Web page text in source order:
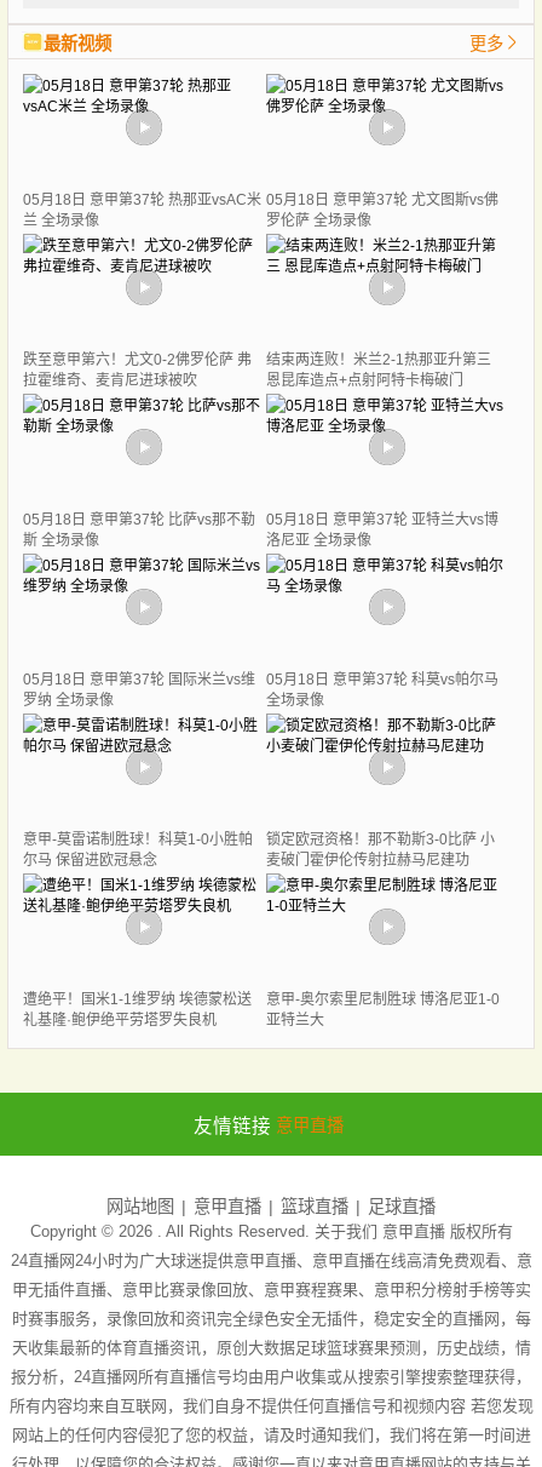
最新视频 更多
05月18日 意甲第37轮 热那亚vsAC米
兰 全场录像
05月18日 意甲第37轮 尤文图斯vs佛
罗伦萨 全场录像
跌至意甲第六！尤文0-2佛罗伦萨 弗
拉霍维奇、麦肯尼进球被吹
结束两连败！米兰2-1热那亚升第三
恩昆库造点+点射阿特卡梅破门
05月18日 意甲第37轮 比萨vs那不勒
斯 全场录像
05月18日 意甲第37轮 亚特兰大vs博
洛尼亚 全场录像
05月18日 意甲第37轮 国际米兰vs维
罗纳 全场录像
05月18日 意甲第37轮 科莫vs帕尔马
全场录像
意甲-莫雷诺制胜球！科莫1-0小胜帕
尔马 保留进欧冠悬念
锁定欧冠资格！那不勒斯3-0比萨 小
麦破门霍伊伦传射拉赫马尼建功
遭绝平！国米1-1维罗纳 埃德蒙松送
礼基隆·鲍伊绝平劳塔罗失良机
意甲-奥尔索里尼制胜球 博洛尼亚1-0
亚特兰大
友情链接 意甲直播
网站地图 意甲直播 篮球直播 足球直播
Copyright © 2026 . All Rights Reserved. 关于我们 意甲直播版权所有
24直播网24小时为广大球迷提供意甲直播、意甲直播在线高清免费观看、意
甲无插件直播、意甲比赛录像回放、意甲赛程赛果、意甲积分榜射手榜等实
时赛事服务，录像回放和资讯完全绿色安全无插件，稳定安全的直播网，每
天收集最新的体育直播资讯，原创大数据足球篮球赛果预测，历史战绩，情
报分析，24直播网所有直播信号均由用户收集或从搜索引擎搜索整理获得，
所有内容均来自互联网，我们自身不提供任何直播信号和视频内容 若您发现
网站上的任何内容侵犯了您的权益，请及时通知我们，我们将在第一时间进